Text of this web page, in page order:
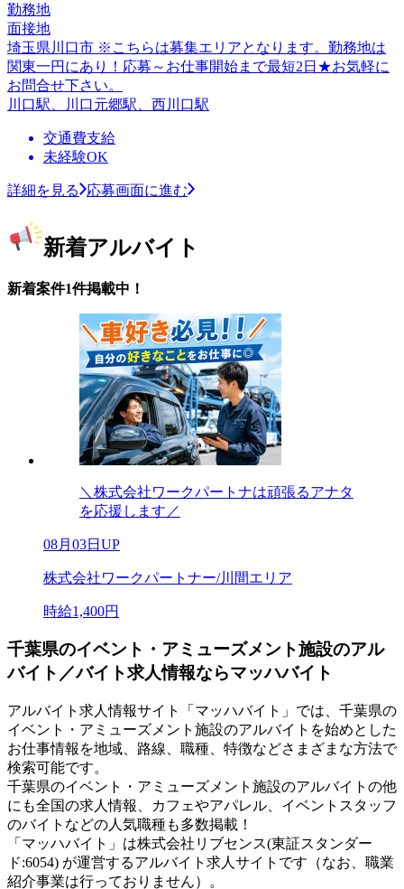
勤務地
面接地
埼玉県川口市 ※こちらは募集エリアとなります。勤務地は
関東一円にあり！応募～お仕事開始まで最短2日★お気軽に
お問合せ下さい。
川口駅、川口元郷駅、西川口駅
交通費支給
未経験OK
詳細を見る 応募画面に進む
新着アルバイト
新着案件1件掲載中！
＼株式会社ワークパートナは頑張るアナタ
を応援します／
08月03日UP
株式会社ワークパートナー/川間エリア
時給1,400円
千葉県のイベント・アミューズメント施設のアル
バイト／バイト求人情報ならマッハバイト
アルバイト求人情報サイト「マッハバイト」では、千葉県の
イベント・アミューズメント施設のアルバイトを始めとした
お仕事情報を地域、路線、職種、特徴などさまざまな方法で
検索可能です。
千葉県のイベント・アミューズメント施設のアルバイトの他
にも全国の求人情報、カフェやアパレル、イベントスタッフ
のバイトなどの人気職種も多数掲載！
「マッハバイト」は株式会社リブセンス(東証スタンダー
ド:6054) が運営するアルバイト求人サイトです（なお、職業
紹介事業は行っておりません）。